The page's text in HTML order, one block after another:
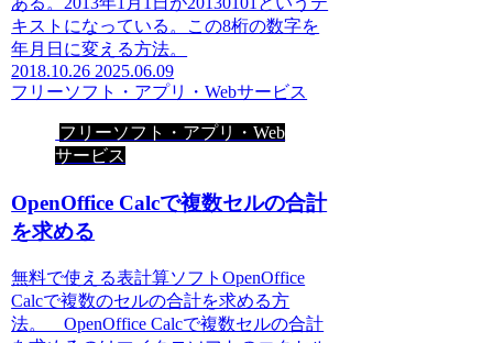
キストになっている。この8桁の数字を
年月日に変える方法。
2018.10.26 2025.06.09
フリーソフト・アプリ・Webサービス
フリーソフト・アプリ・Web
サービス
OpenOffice Calcで複数セルの合計
を求める
無料で使える表計算ソフトOpenOffice
Calcで複数のセルの合計を求める方
法。 OpenOffice Calcで複数セルの合計